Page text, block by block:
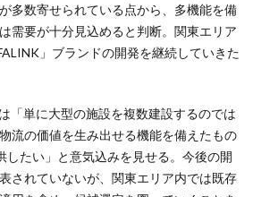
多数寄せられている点から、多機能を備
需要が十分見込めると判断。関東エリア
」ブランドの開発を継続していきた
「単に大型の施設を複数建設するのでは
流の価値を生み出せる機能を備えたもの
したい」と意気込みを見せる。今後の開
されていないが、関東エリア内では既存